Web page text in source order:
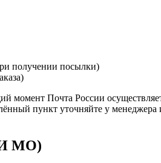
получении посылки)
момент Почта России
пункт уточняйте у
И МО)